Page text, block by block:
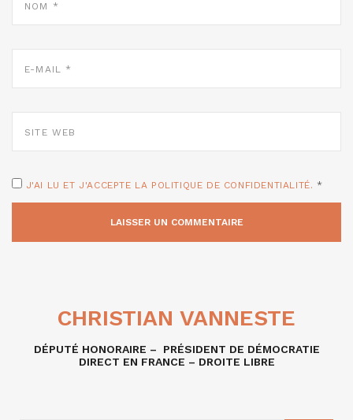
MAIL
WEB
J'AI LU ET J'ACCEPTE LA POLITIQUE DE CONFIDENTIALITÉ. *
CHRISTIAN VANNESTE
DÉPUTÉ HONORAIRE – PRÉSIDENT DE DÉMOCRATIE
DIRECT EN FRANCE – DROITE LIBRE